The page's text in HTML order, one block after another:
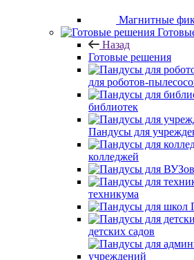
Магнитные
Назад
Готовые решения
для роботов-
библиотек
Пандусы для
колледжей
техникума
детских садов